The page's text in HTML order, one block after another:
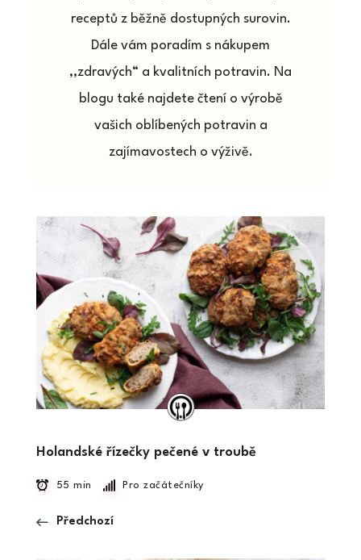
receptů z běžně dostupných surovin.
Dále vám poradím s nákupem
,,zdravých“ a kvalitních potravin. Na
blogu také najdete čtení o výrobě
vašich oblíbených potravin a
zajímavostech o výživě.
Holandské řízečky pečené v troubě
55 min Pro začátečníky
Předchozí